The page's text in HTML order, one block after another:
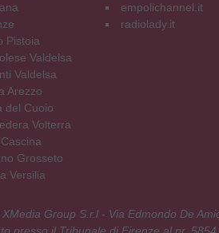
Pistoia
Valdelsa
Valdelsa
Arezzo
del Cuoio
Volterra
Grosseto
Versilia
empolichannel.it
radiolady.it
Group S.r.l - Via Edmondo De